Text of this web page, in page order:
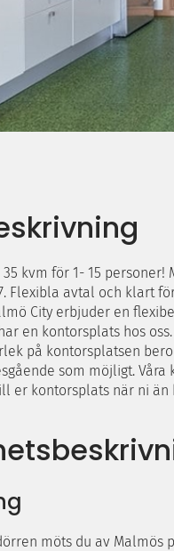
kvm för 1- 15
Flexibla avtal och klart
City erbjuder en
en kontorsplats hos
på kontorsplatsen
som möjligt.
er kontorsplats när ni än
möts du av Malmös